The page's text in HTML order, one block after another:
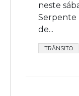
neste
Serpente
de...
TRÂNSITO